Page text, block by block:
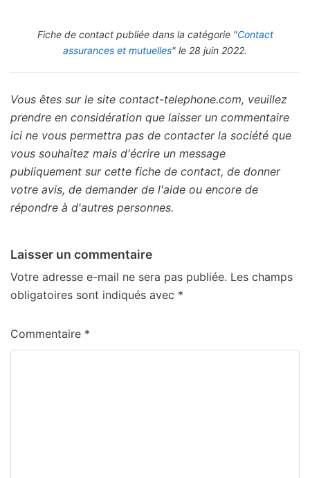
Fiche de contact publiée dans la catégorie "Contact
assurances et mutuelles" le 28 juin 2022.
Vous êtes sur le site contact-telephone.com, veuillez
prendre en considération que laisser un commentaire
ici ne vous permettra pas de contacter la société que
vous souhaitez mais d'écrire un message
publiquement sur cette fiche de contact, de donner
votre avis, de demander de l'aide ou encore de
répondre à d'autres personnes.
Laisser un commentaire
Votre adresse e-mail ne sera pas publiée. Les champs
obligatoires sont indiqués avec *
Commentaire *